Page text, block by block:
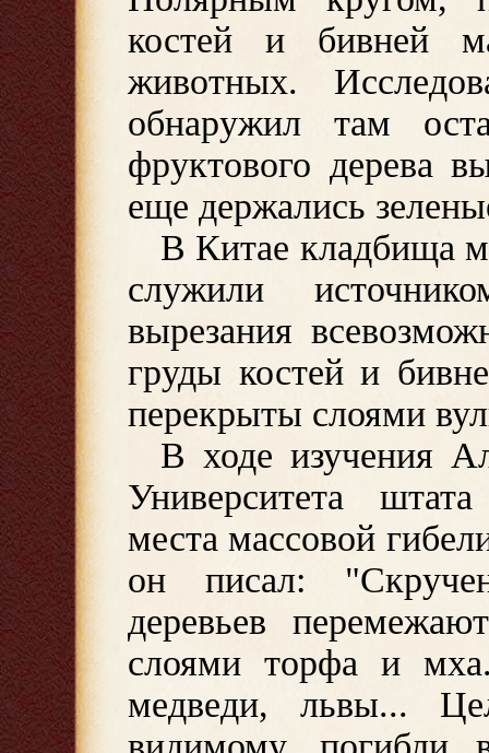
костей и бивней
животных.
обнаружил там
фруктового дерева
еще держались
В Китае кладбища
служили
вырезания
груды костей и
перекрыты слоями
В ходе изучения
Университета
места массовой
он писал:
деревьев
слоями торфа и
медведи, львы...